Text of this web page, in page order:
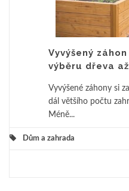
Vyvýšený
výběru dřeva
Vyvýšené záhony si
dál většího počtu
Méně...
Dům a zahrada